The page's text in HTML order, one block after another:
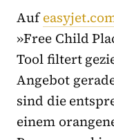
Auf
»Free Child
Tool filtert
Angebot
sind die
einem